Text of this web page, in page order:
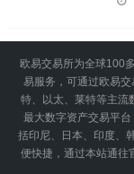
欧易交易所为全球100
易服务，可通过欧易
特、以太、莱特等主流
最大数字资产交易平
括印尼、日本、印度、
便快捷，通过本站通往